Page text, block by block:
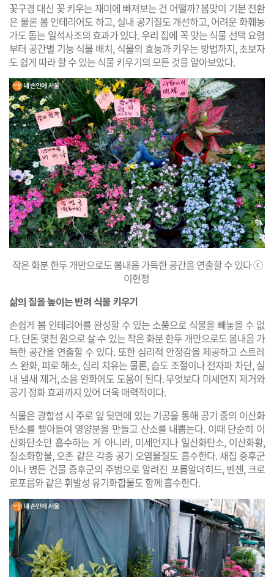
꽃구경 대신 꽃 키우는 재미에 빠져보는 건 어떨까? 봄맞이 기분 전환
은 물론 봄 인테리어도 하고, 실내 공기질도 개선하고, 어려운 화훼농
가도 돕는 일석사조의 효과가 있다. 우리 집에 꼭 맞는 식물 선택 요령
부터 공간별 기능 식물 배치, 식물의 효능과 키우는 방법까지, 초보자
도 쉽게 따라 할 수 있는 식물 키우기의 모든 것을 알아보았다.
작은 화분 한두 개만으로도 봄내음 가득한 공간을 연출할 수 있다 ⓒ
이현정
삶의 질을 높이는 반려 식물 키우기
​손쉽게 봄 인테리어를 완성할 수 있는 소품으로 식물을 빼놓을 수 없
다. 단돈 몇천 원으로 살 수 있는 작은 화분 한두 개만으로도 봄내음 가
득한 공간을 연출할 수 있다. 또한 심리적 안정감을 제공하고 스트레
스 완화, 피로 해소, 심리 치유는 물론, 습도 조절이나 전자파 차단, 실
내 냄새 제거, 소음 완화에도 도움이 된다. 무엇보다 미세먼지 제거와
공기 정화 효과까지 있어 더욱 매력적이다.
식물은 광합성 시 주로 잎 뒷면에 있는 기공을 통해 공기 중의 이산화
탄소를 빨아들여 영양분을 만들고 산소를 내뿜는다. 이때 단순히 이
산화탄소만 흡수하는 게 아니라, 미세먼지나 일산화탄소, 이산화황,
질소화합물, 오존 같은 각종 공기 오염물질도 흡수한다. 새집 증후군
이나 병든 건물 증후군의 주범으로 알려진 포름알데히드, 벤젠, 크로
로포름와 같은 휘발성 유기화합물도 함께 흡수한다.​​​​